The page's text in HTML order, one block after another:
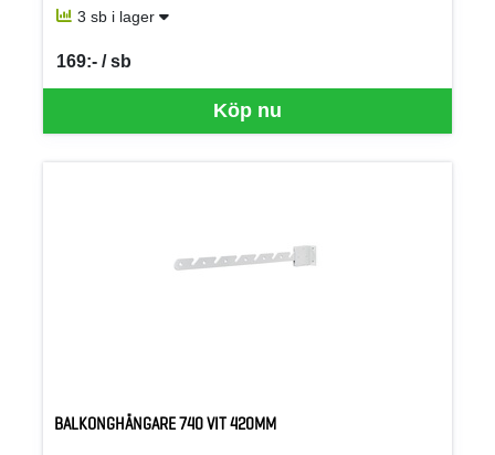
3 sb i lager
Köp nu
169:- / sb
SEK per SB
BALKONGHÄNGARE 740 VIT 420MM